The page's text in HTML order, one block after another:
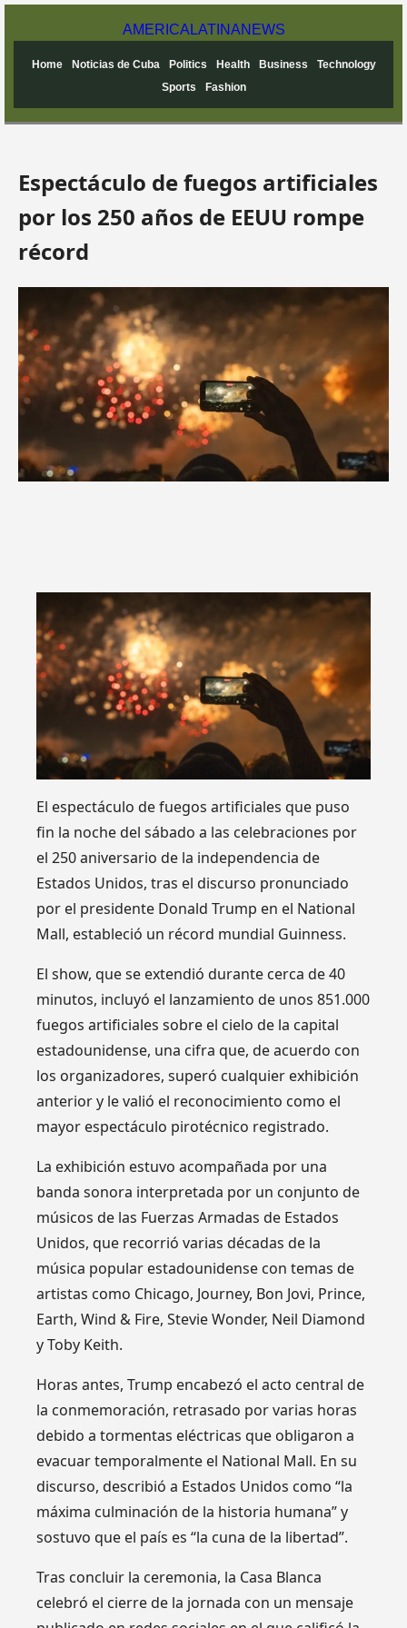
AMERICA LATINANEWS
Home Noticias de Cuba Politics Health Business
Technology
Sports
Fashion
Espectáculo de fuegos artificiales
por los 250 años de EEUU rompe
récord
El espectáculo de fuegos artificiales que puso
fin la noche del sábado a las celebraciones por
el 250 aniversario de la independencia de
Estados Unidos, tras el discurso pronunciado
por el presidente Donald Trump en el National
Mall, estableció un récord mundial Guinness.
El show, que se extendió durante cerca de 40
minutos, incluyó el lanzamiento de unos 851.000
fuegos artificiales sobre el cielo de la capital
estadounidense, una cifra que, de acuerdo con
los organizadores, superó cualquier exhibición
anterior y le valió el reconocimiento como el
mayor espectáculo pirotécnico registrado.
La exhibición estuvo acompañada por una
banda sonora interpretada por un conjunto de
músicos de las Fuerzas Armadas de Estados
Unidos, que recorrió varias décadas de la
música popular estadounidense con temas de
artistas como Chicago, Journey, Bon Jovi, Prince,
Earth, Wind & Fire, Stevie Wonder, Neil Diamond
y Toby Keith.
Horas antes, Trump encabezó el acto central de
la conmemoración, retrasado por varias horas
debido a tormentas eléctricas que obligaron a
evacuar temporalmente el National Mall. En su
discurso, describió a Estados Unidos como “la
máxima culminación de la historia humana” y
sostuvo que el país es “la cuna de la libertad”.
Tras concluir la ceremonia, la Casa Blanca
celebró el cierre de la jornada con un mensaje